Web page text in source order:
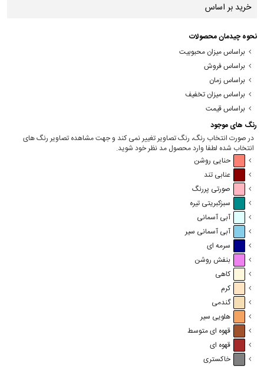
خرید بر اساس
نحوه چیدمان محصولات
براساس میزان محبوبیت
براساس فروش
براساس زمان
براساس میزان تخفیف
براساس قیمت
رنگ های موجود
در صورت انتخاب رنگ، رنگ تصاویر تغییر نمی کند و جهت مشاهده تصاویر رنگ های
انتخاب شده لطفا وارد محصول مد نظر خود شوید.
حنایی روشن
عنابی تند
صورتی پررنگ
سبزکبریتی تیره
آبی آسمانی
آبی آسمانی سیر
سرمه ای
بنفش روشن
کاهی
کرم
گندمی
هلویی سیر
قهوه ای متوسط
قهوه ای
خاکستری